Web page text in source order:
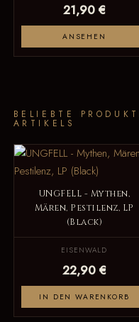
21,90 €
ANSEHEN
BELIEBTE
ARTIKELS
UNGFELL - Mythen,
Mären, Pestilenz, LP
(Black)
EISENWALD
22,90 €
IN DEN WARENKORB